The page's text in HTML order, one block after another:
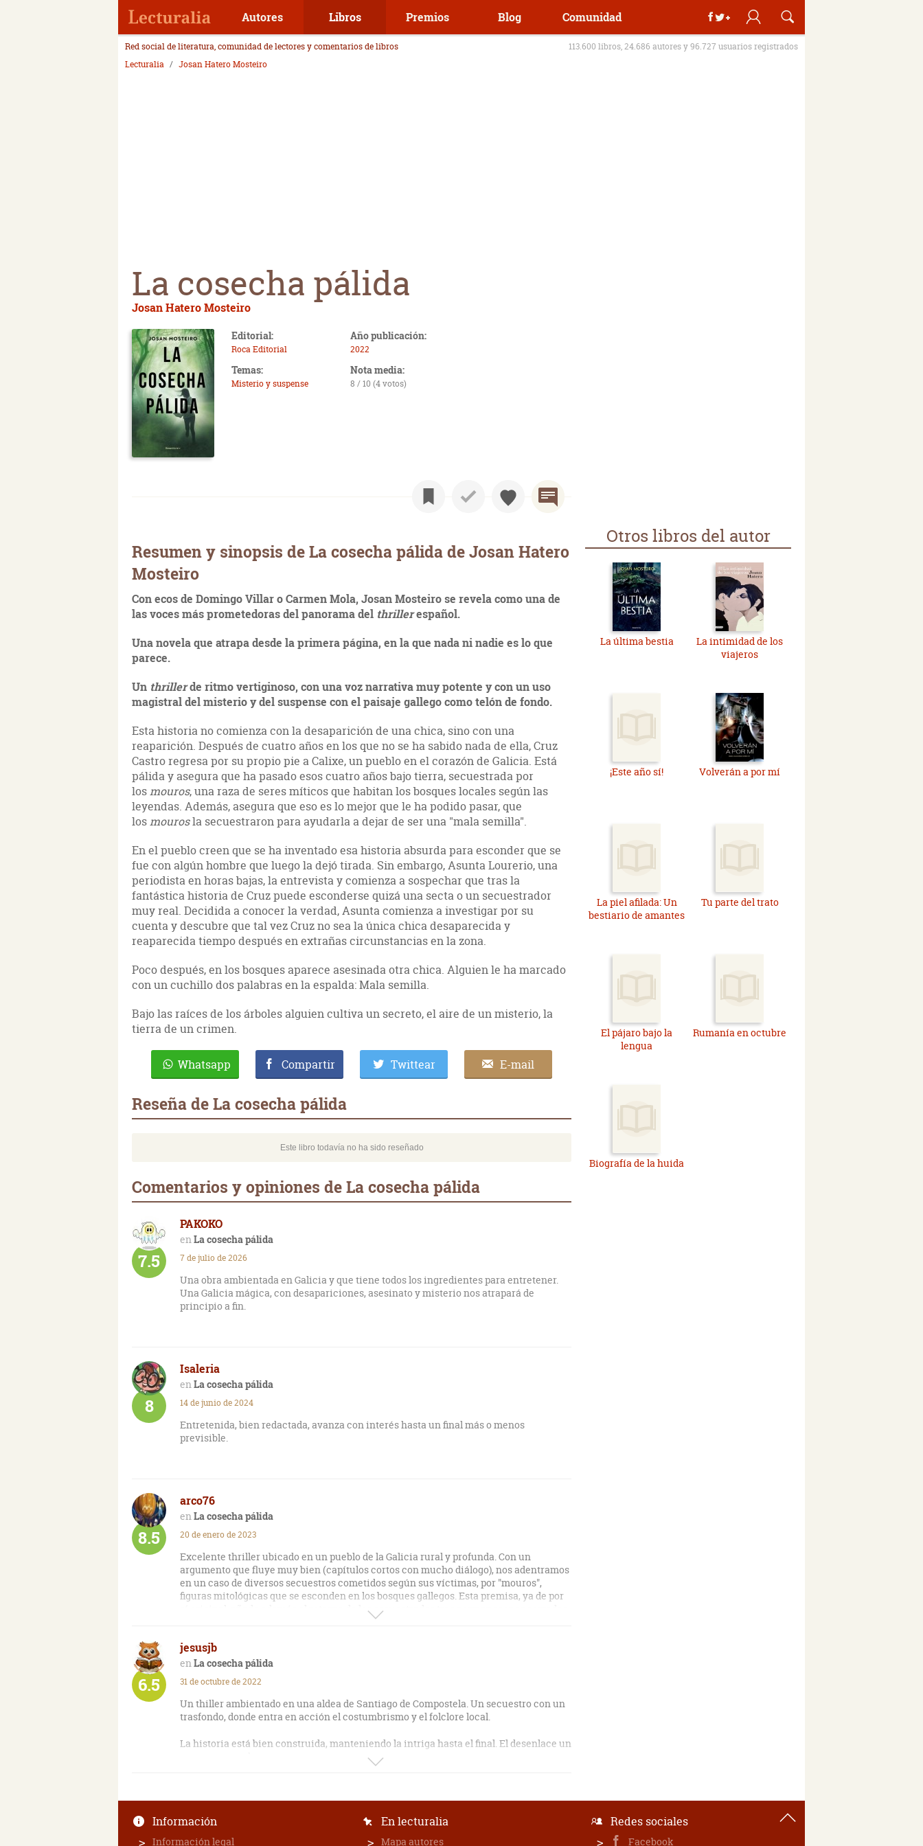
Autores Libros Premios Blog Comunidad
Red social de literatura, comunidad de lectores y comentarios de libros
113.600 libros, 24.686 autores y 96.727 usuarios registrados
Lecturalia
Josan Hatero Mosteiro
La cosecha pálida
Josan Hatero Mosteiro
Editorial:
Roca Editorial
Año publicación:
2022
Temas:
Misterio y suspense
Nota media:
8 / 10 (4 votos)
Resumen y sinopsis de La cosecha pálida de Josan Hatero
Mosteiro
Con ecos de Domingo Villar o Carmen Mola, Josan Mosteiro se revela como una de
las voces más prometedoras del panorama del thrillerespañol.
Una novela que atrapa desde la primera página, en la que nada ni nadie es lo que
parece.
Un thrillerde ritmo vertiginoso, con una voz narrativa muy potente y con un uso
magistral del misterio y del suspense con el paisaje gallego como telón de fondo.
Esta historia no comienza con la desaparición de una chica, sino con una
reaparición. Después de cuatro años en los que no se ha sabido nada de ella, Cruz
Castro regresa por su propio pie a Calixe, un pueblo en el corazón de Galicia. Está
pálida y asegura que ha pasado esos cuatro años bajo tierra, secuestrada por
losmouros, una raza de seres míticos que habitan los bosques locales según las
leyendas. Además, asegura que eso es lo mejor que le ha podido pasar, que
losmourosla secuestraron para ayudarla a dejar de ser una "mala semilla".
En el pueblo creen que se ha inventado esa historia absurda para esconder que se
fue con algún hombre que luego la dejó tirada. Sin embargo, Asunta Lourerio, una
periodista en horas bajas, la entrevista y comienza a sospechar que tras la
fantástica historia de Cruz puede esconderse quizá una secta o un secuestrador
muy real. Decidida a conocer la verdad, Asunta comienza a investigar por su
cuenta y descubre que tal vez Cruz no sea la única chica desaparecida y
reaparecida tiempo después en extrañas circunstancias en la zona.
Poco después, en los bosques aparece asesinada otra chica. Alguien le ha marcado
con un cuchillo dos palabras en la espalda: Mala semilla.
Bajo las raíces de los árboles alguien cultiva un secreto, el aire de un misterio, la
tierra de un crimen.
Whatsapp Compartir Twittear E-mail
Reseña de La cosecha pálida
Este libro todavía no ha sido reseñado
Comentarios y opiniones de La cosecha pálida
PAKOKO
La cosecha pálida
7.5 7 de julio de 2026
Una obra ambientada en Galicia y que tiene todos los ingredientes para entretener.
Una Galicia mágica, con desapariciones, asesinato y misterio nos atrapará de
principio a fin.
Isaleria
La cosecha pálida
8 14 de junio de 2024
Entretenida, bien redactada, avanza con interés hasta un final más o menos
previsible.
arco76
La cosecha pálida
8.5 20 de enero de 2023
Excelente thriller ubicado en un pueblo de la Galicia rural y profunda. Con un
argumento que fluye muy bien (capítulos cortos con mucho diálogo), nos adentramos
en un caso de diversos secuestros cometidos según sus víctimas, por "mouros",
figuras mitológicas que se esconden en los bosques gallegos. Esta premisa, ya de por
sí original, añade además el retorno de los secuestrados tras permanecer encerrados,
lo cual hace más interesante la obra. Los protagonistas principales no son policías,
más.
jesusjb
La cosecha pálida
6.5 31 de octubre de 2022
Un thiller ambientado en una aldea de Santiago de Compostela. Un secuestro con un
trasfondo, donde entra en acción el costumbrismo y el folclore local.
La historia está bien construida, manteniendo la intriga hasta el final. El desenlace un
Otros libros del autor
La última bestia
La intimidad de los
viajeros
¡Este año sí! Volverán a por mí
La piel afilada: Un
bestiario de amantes
Tu parte del trato
El pájaro bajo la
lengua
Rumanía en octubre
Biografía de la huida
Información
Información legal
En lecturalia
Mapa autores
Redes sociales
Facebook